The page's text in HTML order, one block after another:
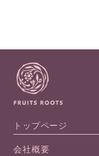
トップページ
会社概要